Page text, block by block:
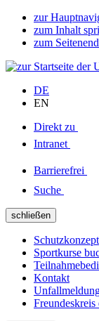
zur
zum Inhalt
zum
DE
EN
Direkt zu
Intranet
Barrierefrei
Suche
schließen
Schutzkonzept
Sportkurse
Kontakt
Freundeskreis